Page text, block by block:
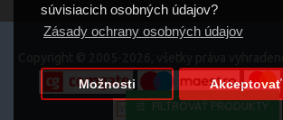
súvisiacich osobných údajov?
Zásady ochrany osobných údajov
Možnosti Akceptovať
FILTROVAŤ PRODUKTY